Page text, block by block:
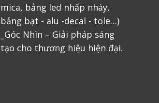
mica, bảng led nhấp nháy,
bảng bạt - alu -decal - tole…)
_Góc Nhìn – Giải pháp sáng
tạo cho thương hiệu hiện đại.